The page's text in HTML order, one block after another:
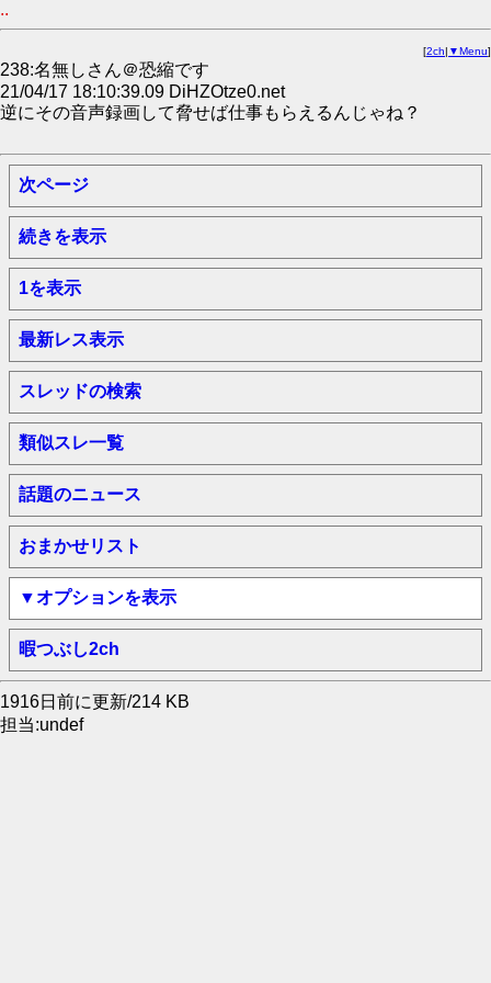
..
[2ch| ▼Menu]
238:名無しさん＠恐縮です
21/04/17 18:10:39.09 DiHZOtze0.net
逆にその音声録画して脅せば仕事もらえるんじゃね？
次ページ
続きを表示
1を表示
最新レス表示
スレッドの検索
類似スレ一覧
話題のニュース
おまかせリスト
▼オプションを表示
暇つぶし2ch
1916日前に更新/214 KB
担当:undef